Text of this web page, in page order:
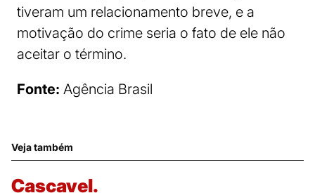
tiveram um relacionamento breve, e a
motivação do crime seria o fato de ele não
aceitar o término.
Fonte: Agência Brasil
Veja também
Cascavel.